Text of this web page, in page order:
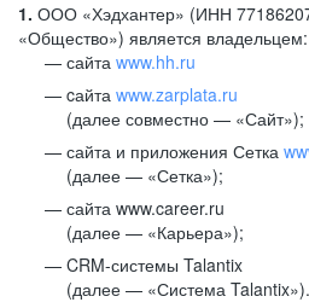
1. ООО «Хэдхантер» (ИНН
«Общество») является владельцем:
сайта www.hh.ru
cайта www.zarplata.ru
(далее совместно — «Сайт»);
сайта и приложения Сетка
(далее — «Сетка»);
сайта www.career.ru
(далее — «Карьера»);
CRM-системы Talantix
(далее — «Система Talantix»).